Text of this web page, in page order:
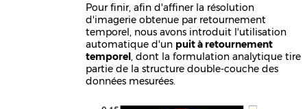
Pour finir, afin d'affiner la résolution
d'imagerie obtenue par retournement
temporel, nous avons introduit l'utilisation
automatique d'un puit à retournement
temporel, dont la formulation analytique tire
partie de la structure double-couche des
données mesurées.